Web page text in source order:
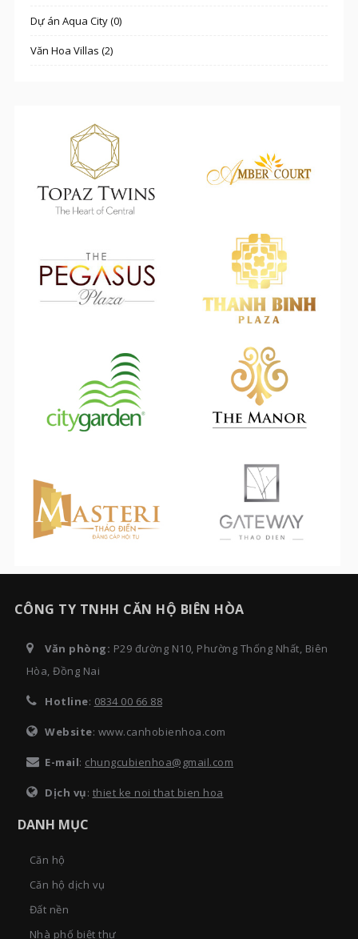
Dự án Aqua City (0)
Văn Hoa Villas (2)
CÔNG TY TNHH CĂN HỘ BIÊN HÒA
Văn phòng: P29 đường N10, Phường Thống Nhất, Biên
Hòa, Đồng Nai
Hotline: 0834 00 66 88
Website: www.canhobienhoa.com
E-mail: chungcubienhoa@gmail.com
Dịch vụ: thiet ke noi that bien hoa
DANH MỤC
Căn hộ
Căn hộ dịch vụ
Đất nền
Nhà phố biệt thự